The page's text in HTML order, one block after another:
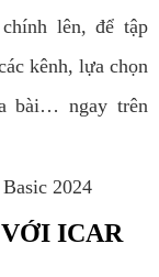
lên, để tập
kênh, lựa chọn
bài… ngay trên
ICAR